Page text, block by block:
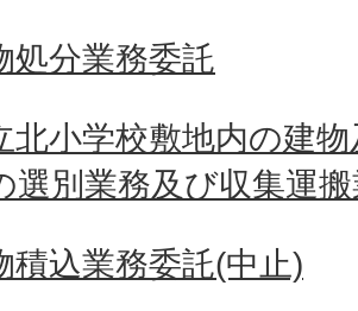
処分業務委託
北小学校敷地内の建
選別業務及び収集運
積込業務委託(中止)